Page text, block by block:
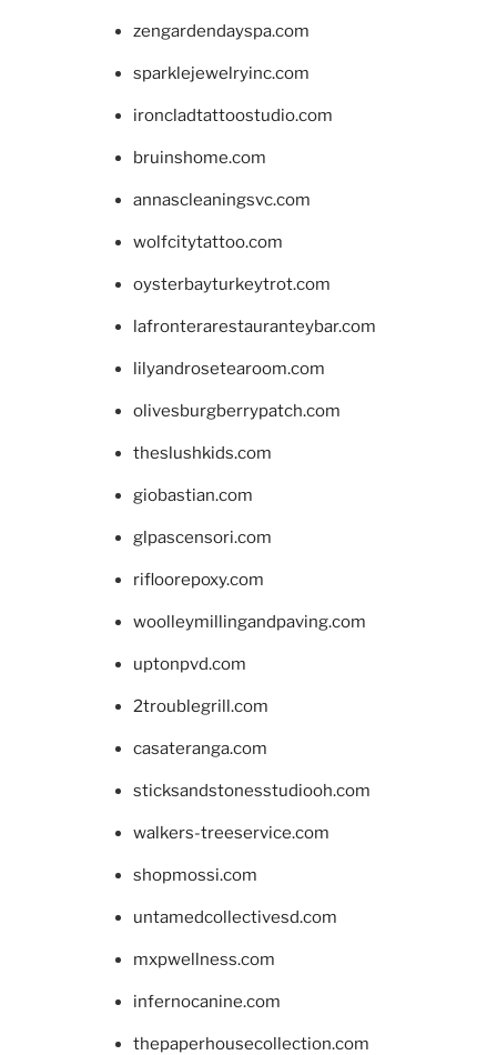
zengardendayspa.com
sparklejewelryinc.com
ironcladtattoostudio.com
bruinshome.com
annascleaningsvc.com
wolfcitytattoo.com
oysterbayturkeytrot.com
lafronterarestauranteybar.com
lilyandrosetearoom.com
olivesburgberrypatch.com
theslushkids.com
giobastian.com
glpascensori.com
rifloorepoxy.com
woolleymillingandpaving.com
uptonpvd.com
2troublegrill.com
casateranga.com
sticksandstonesstudiooh.com
walkers-treeservice.com
shopmossi.com
untamedcollectivesd.com
mxpwellness.com
infernocanine.com
thepaperhousecollection.com